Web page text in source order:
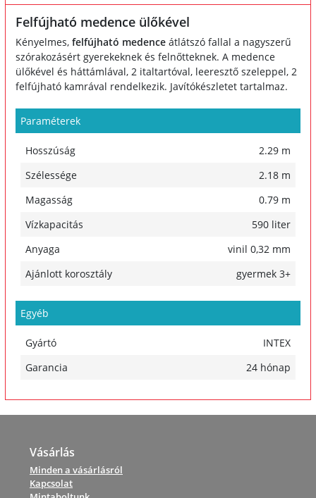
Felfújható medence ülőkével
Kényelmes, felfújható medence átlátszó fallal a nagyszerű
szórakozásért gyerekeknek és felnőtteknek. A medence
ülőkével és háttámlával, 2 italtartóval, leeresztő szeleppel, 2
felfújható kamrával rendelkezik. Javítókészletet tartalmaz.
Paraméterek
Hosszúság
2.29 m
Szélessége
2.18 m
Magasság
0.79 m
Vízkapacitás
590 liter
Anyaga
vinil 0,32 mm
Ajánlott korosztály
gyermek 3+
Egyéb
Gyártó
INTEX
Garancia
24 hónap
Vásárlás
Minden a vásárlásról
Kapcsolat